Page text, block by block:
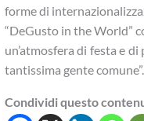
forme di
“DeGusto in the World”
un’atmosfera di festa e
tantissima gente comune”.
Condividi questo